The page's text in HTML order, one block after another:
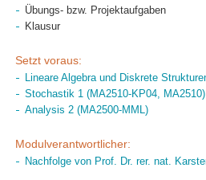
Übungs- bzw. Projektaufgaben
Klausur
Setzt voraus:
Lineare Algebra und Diskrete
Stochastik 1 (MA2510-KP04, MA2510)
Analysis 2 (MA2500-MML)
Modulverantwortlicher:
Nachfolge von Prof. Dr. rer. nat.